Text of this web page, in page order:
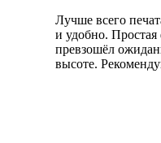
Лучше всего
и удобно. Простая
превзошёл
высоте.